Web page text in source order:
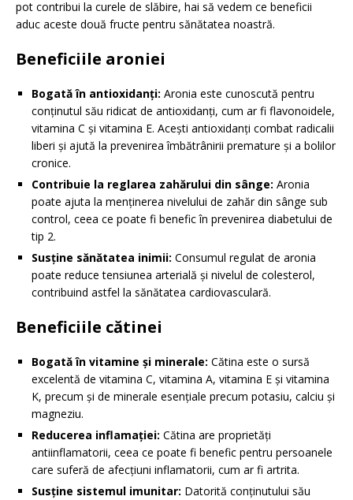
pot contribui la curele de slăbire, hai să vedem ce beneficii
aduc aceste două fructe pentru sănătatea noastră.
Beneficiile aroniei
Bogată în antioxidanți: Aronia este cunoscută pentru
conținutul său ridicat de antioxidanți, cum ar fi flavonoidele,
vitamina C și vitamina E. Acești antioxidanți combat radicalii
liberi și ajută la prevenirea îmbătrânirii premature și a bolilor
cronice.
Contribuie la reglarea zahărului din sânge: Aronia
poate ajuta la menținerea nivelului de zahăr din sânge sub
control, ceea ce poate fi benefic în prevenirea diabetului de
tip 2.
Susține sănătatea inimii: Consumul regulat de aronia
poate reduce tensiunea arterială și nivelul de colesterol,
contribuind astfel la sănătatea cardiovasculară.
Beneficiile cătinei
Bogată în vitamine și minerale: Cătina este o sursă
excelentă de vitamina C, vitamina A, vitamina E și vitamina
K, precum și de minerale esențiale precum potasiu, calciu și
magneziu.
Reducerea inflamației: Cătina are proprietăți
antiinflamatorii, ceea ce poate fi benefic pentru persoanele
care suferă de afecțiuni inflamatorii, cum ar fi artrita.
Susține sistemul imunitar: Datorită conținutului său